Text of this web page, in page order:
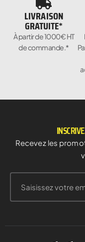
LIVRAISON
GRATUITE*
À partir de 1000€ HT
de commande.*
Recevez les